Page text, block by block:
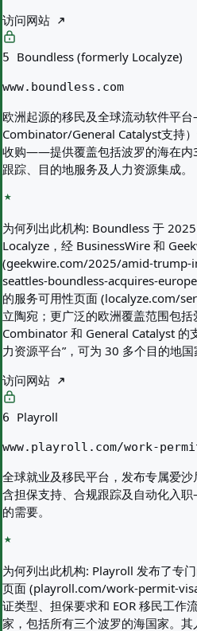
访问网站
5 Boundless (formerly Localyze)
www.boundless.com
欧洲起源的移民及全球流动软件平
Combinator/General Catalyst支持
收购——提供覆盖包括波罗的海在内
跟踪、目的地服务及人力资源集成。
为何列出此机构: Boundless 于
Localyze，经 BusinessWire 和
(geekwire.com/2025/amid-trump-
seattles-boundless-acquires-
的服务可用性页面 (localyze.com/
立陶宛；更广泛的欧洲覆盖范围包
Combinator 和 General Catalyst 的
力资源平台”，可为 30 多个目的地国
访问网站
6 Playroll
www.playroll.com/work-
全球就业及移民平台，发布专属爱
含担保支持、合规跟踪及自动化入
的需要。
为何列出此机构: Playroll 发布了专
页面 (playroll.com/work-permit-
证类型、担保要求和 EOR 移民工作
家，包括所有三个波罗的海国家。